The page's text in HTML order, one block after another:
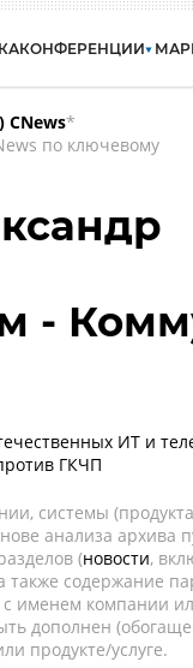
КОНФЕРЕНЦИИ
CNews*
по ключевому
-
ИТ и
ГКЧП
системы
анализа
(новости,
содержание
именем компании
дополнен
продукте/услуге.